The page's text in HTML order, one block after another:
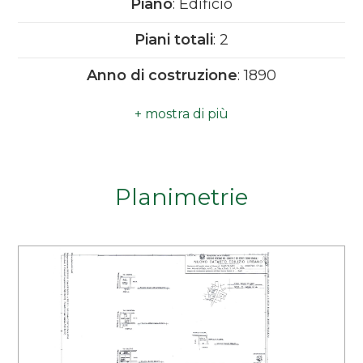
Piano: Edificio
Piani totali: 2
Anno di costruzione: 1890
Planimetrie
minime
3